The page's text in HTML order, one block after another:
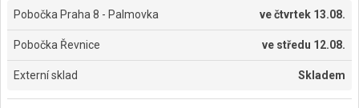
Pobočka Praha 8 - Palmovka večtvrtek 13.08.
Pobočka Řevnice ve středu 12.08.
Externí sklad Skladem